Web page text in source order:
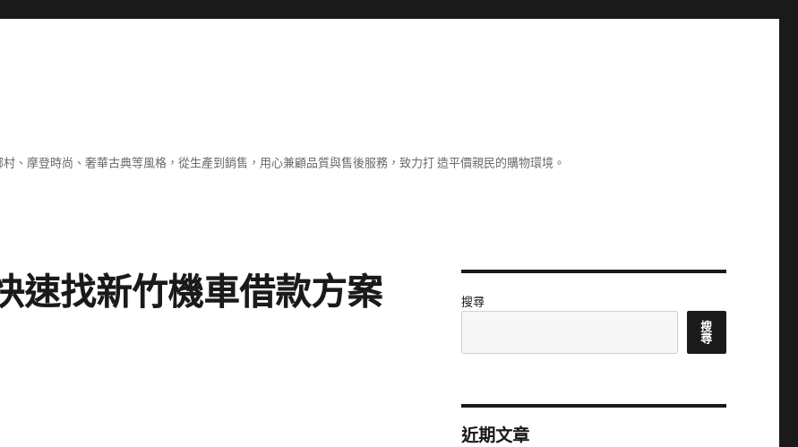
、摩登時尚、奢華古典等風格，從生產到銷售，用心兼顧品質與售後服務，致力打 造平價親民的購物環境。
速找新竹機車借款方案
搜尋
搜
尋
近期文章